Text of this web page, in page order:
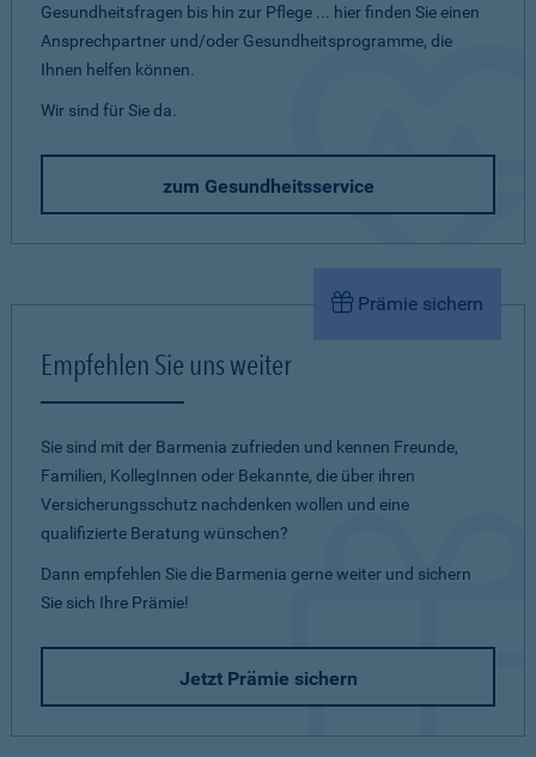
Gesundheitsfragen bis hin zur Pflege ... hier finden Sie einen
Ansprechpartner und/oder Gesundheitsprogramme, die
Ihnen helfen können.
Wir sind für Sie da.
zum Gesundheitsservice
Prämie sichern
Empfehlen Sie uns weiter
Sie sind mit der Barmenia zufrieden und kennen Freunde,
Familien, KollegInnen oder Bekannte, die über ihren
Versicherungsschutz nachdenken wollen und eine
qualifizierte Beratung wünschen?
Dann empfehlen Sie die Barmenia gerne weiter und sichern
Sie sich Ihre Prämie!
Jetzt Prämie sichern